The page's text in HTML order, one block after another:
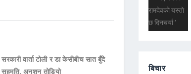
सरकारी वार्ता टोली र डा केसीबीच सात बुँदे
सहमति, अनशन तोडियो
बिचार